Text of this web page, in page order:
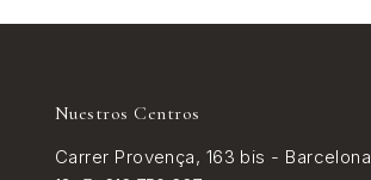
Nuestros Centros
Carrer Provença, 163 bis - Barcelona